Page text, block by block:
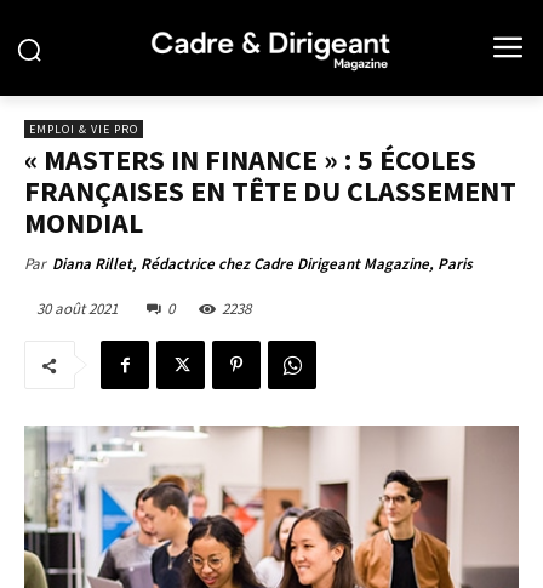
EMPLOI & VIE PRO
« MASTERS IN FINANCE » : 5 ÉCOLES
FRANÇAISES EN TÊTE DU CLASSEMENT
MONDIAL
Par Diana Rillet, Rédactrice chez Cadre Dirigeant Magazine, Paris
30 août 2021 0 2238